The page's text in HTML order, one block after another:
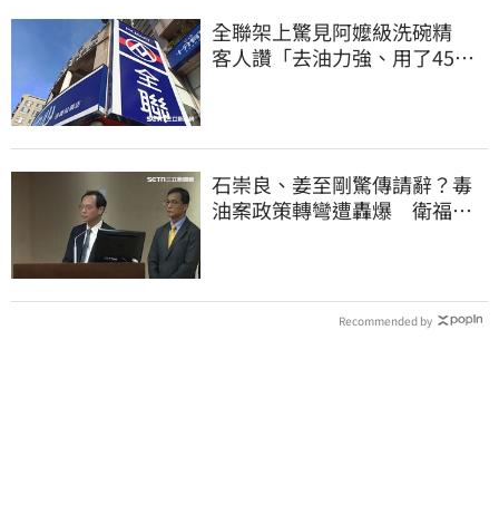
全聯架上驚見阿嬤級洗碗精
客人讚「去油力強、用了45
石崇良、姜至剛驚傳請辭？毒
油案政策轉彎遭轟爆 衛福部
Recommended by